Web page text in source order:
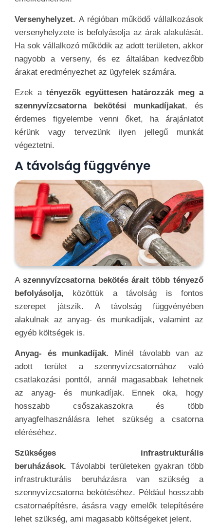
Versenyhelyzet. A régióban működő vállalkozások
versenyhelyzete is befolyásolja az árak alakulását.
Ha sok vállalkozó működik az adott területen, akkor
nagyobb a verseny, és ez általában kedvezőbb
árakat eredményezhet az ügyfelek számára.
Ezek atényezők együttesen határozzák meg a
szennyvízcsatorna bekötési munkadíjakat, és
érdemes figyelembe venni őket, ha árajánlatot
kérünk vagy tervezünk ilyen jellegű munkát
végeztetni.
A távolság függvénye
A szennyvízcsatorna bekötés árait több tényező
befolyásolja, közöttük a távolság is fontos
szerepet játszik. A távolság függvényében
alakulnak az anyag- és munkadíjak, valamint az
egyéb költségek is.
Anyag- és munkadíjak. Minél távolabb van az
adott terület a szennyvízcsatornához való
csatlakozási ponttól, annál magasabbak lehetnek
az anyag- és munkadíjak. Ennek oka, hogy
hosszabb csőszakaszokra és több
anyagfelhasználásra lehet szükség a csatorna
eléréséhez.
Szükséges infrastrukturális
beruházások. Távolabbi területeken gyakran több
infrastrukturális beruházásra van szükség a
szennyvízcsatorna bekötéséhez. Például hosszabb
csatornaépítésre, ásásra vagy emelők telepítésére
lehet szükség, ami magasabb költségeket jelent.